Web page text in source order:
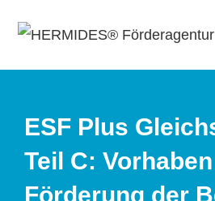
ESF Plus
Teil C:
Förderung der